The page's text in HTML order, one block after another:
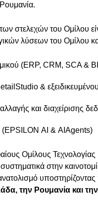
στελεχών του Ομίλου
λύσεων του Ομίλου
(ERP, CRM, SCA &
&
και διαχείρισης
(EPSILON AI & AIAgents)
Ομίλους Τεχνολογίας
συστηματικά στην
την Ρουμανία και